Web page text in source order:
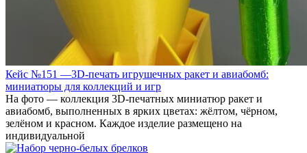
Кейс №151 —3D-печать игрушечных ракет и авиабомб:
миниатюры для коллекций и игр
На фото — коллекция 3D-печатных миниатюр ракет и
авиабомб, выполненных в ярких цветах: жёлтом, чёрном,
зелёном и красном. Каждое изделие размещено на
индивидуальной